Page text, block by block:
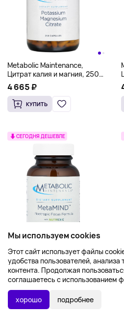
Metabolic Maintenance,
Цитрат калия и магния, 250
капсул
4 665 ₽
КУПИТЬ
СЕГОДНЯ ДЕШЕВЛЕ
Metabolic Maintenance,
MetaMIND ™, 30 капсул
1 746 ₽
Мы используем cookies
Этот сайт использует файлы
удобства пользователей,
контента. Продолжая
соглашаетесь с использованием
хорошо подробнее